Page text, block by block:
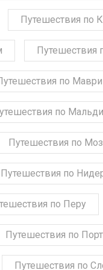
Путешествия по
Путешествия
по
по
Путешествия по
Путешествия по
по Перу
Путешествия по
Путешествия по